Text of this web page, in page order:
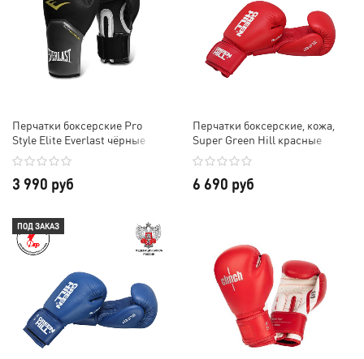
Перчатки боксерские Pro
Style Elite Everlast чёрные
3 990 руб
Перчатки боксерские, кожа,
Super Green Hill красные
6 690 руб
ПОД ЗАКАЗ